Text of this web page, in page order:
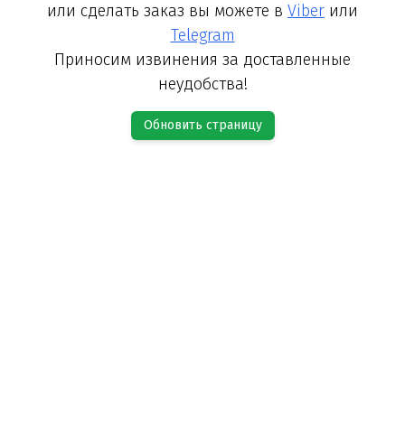
или сделать заказ вы можете в Viber или
Telegram
Приносим извинения за доставленные
неудобства!
Обновить страницу